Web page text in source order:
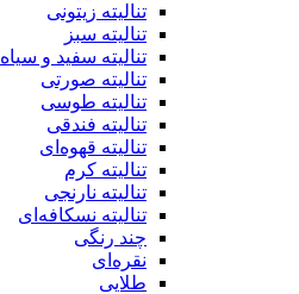
تنالیته زیتونی
تنالیته سبز
تنالیته سفید و سیاه
تنالیته صورتی
تنالیته طوسی
تنالیته فندقی
تنالیته قهوه‌ای
تنالیته کرم
تنالیته نارنجی
تنالیته نسکافه‌ای
چند رنگی
نقره‌ای
طلایی